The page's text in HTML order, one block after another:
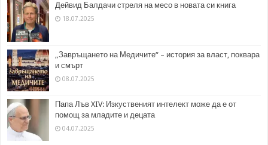
Дейвид Балдачи стреля на месо в новата си книга
18.07.2025
„Завръщането на Медичите“ – история за власт, поквара
и смърт
08.07.2025
Папа Лъв XIV: Изкуственият интелект може да е от
помощ за младите и децата
04.07.2025